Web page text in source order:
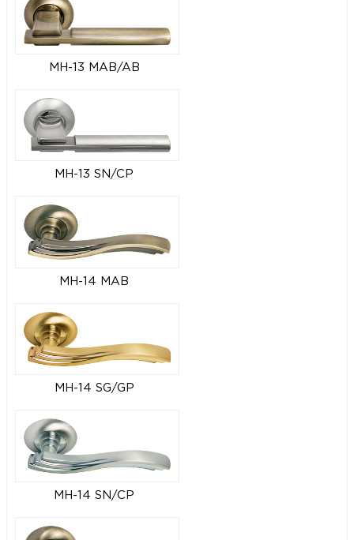
MH-13 MAB/AB
MH-13 SN/CP
MH-14 MAB
MH-14 SG/GP
MH-14 SN/CP